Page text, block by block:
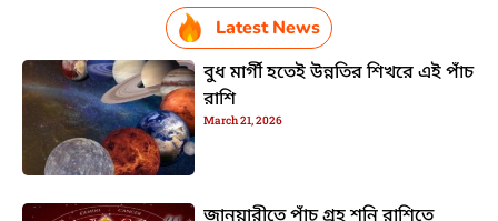
Latest News
বুধ মার্গী হতেই উন্নতির শিখরে এই পাঁচ
রাশি
March 21, 2026